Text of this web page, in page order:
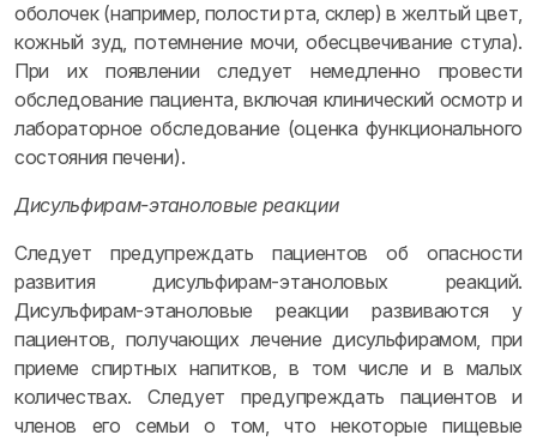
оболочек (например, полости рта, склер) в желтый цвет,
кожный зуд, потемнение мочи, обесцвечивание стула).
При их появлении следует немедленно провести
обследование пациента, включая клинический осмотр и
лабораторное обследование (оценка функционального
состояния печени).
Дисульфирам-этаноловые реакции
Следует предупреждать пациентов об опасности
развития дисульфирам-этаноловых реакций.
Дисульфирам-этаноловые реакции развиваются у
пациентов, получающих лечение дисульфирамом, при
приеме спиртных напитков, в том числе и в малых
количествах. Следует предупреждать пациентов и
членов его семьи о том, что некоторые пищевые